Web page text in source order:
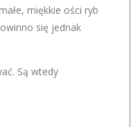
miękkie ości ryb
się jednak
Są wtedy